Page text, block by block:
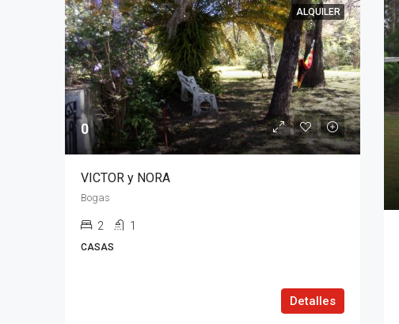
ALQUILER
0
VICTOR y NORA
Bogas
2 1
CASAS
Detalles